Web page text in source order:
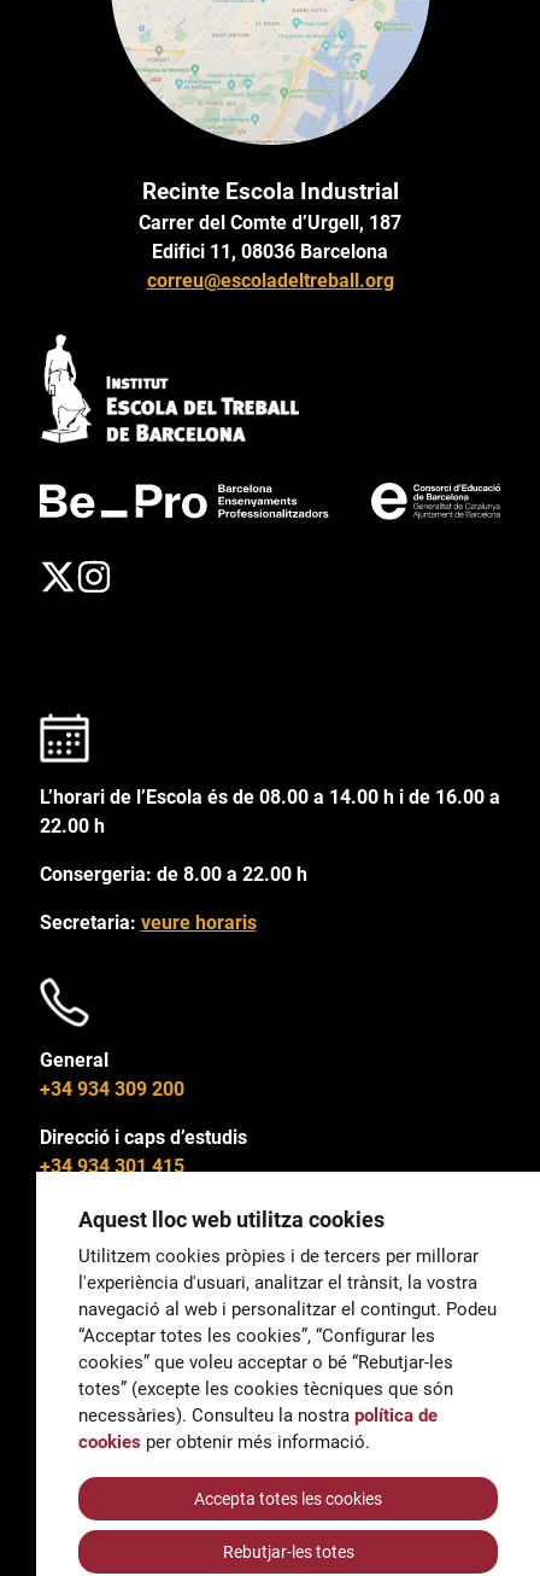
Recinte Escola Industrial
Carrer del Comte d’Urgell, 187
Edifici 11, 08036 Barcelona
correu@escoladeltreball.org
L’horari de l’Escola és de 08.00 a 14.00 h i de 16.00 a
22.00 h
Consergeria: de 8.00 a 22.00 h
Secretaria: veure horaris
General
+34 934 309 200
Direcció i caps d’estudis
+34 934 301 415
General
correu@escoladeltreball.org
Informació
informacio@escoladeltreball.org
Tràmits de secretaria
Aquest lloc web utilitza cookies
Utilitzem cookies pròpies i de tercers per millorar
l'experiència d'usuari, analitzar el trànsit, la vostra
navegació al web i personalitzar el contingut. Podeu
“Acceptar totes les cookies”, “Configurar les
cookies” que voleu acceptar o bé “Rebutjar-les
totes” (excepte les cookies tècniques que són
necessàries). Consulteu la nostra política de
cookies per obtenir més informació.
Accepta totes les cookies
Rebutjar-les totes